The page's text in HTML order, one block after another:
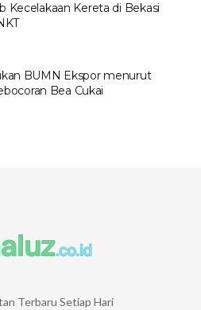
Kecelakaan Kereta di Bekasi
BUMN Ekspor menurut
Bea Cukai
Terbaru Setiap Hari